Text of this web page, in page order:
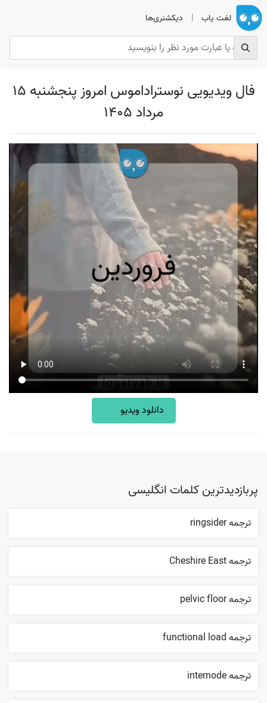
لغت یاب | دیکشنری‌ها
فال ویدیویی نوستراداموس امروز پنجشنبه 15
مرداد 1405
دانلود ویدیو
پربازدیدترین کلمات انگلیسی
ترجمه ringsider
ترجمه Cheshire East
ترجمه pelvic floor
ترجمه functional load
ترجمه internode